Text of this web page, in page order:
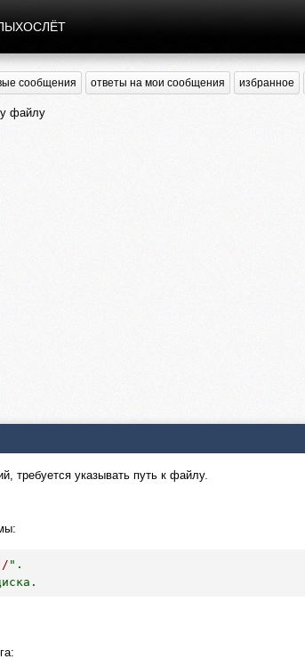
сообщения ответы на мои сообщения избранное
файлу
требуется указывать путь к файлу.
".